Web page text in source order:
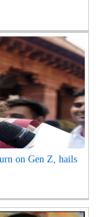
on Gen Z, hails